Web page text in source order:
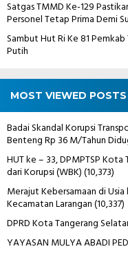
Satgas TMMD Ke-129
Personel Tetap Prima Demi
Sambut Hut Ri Ke 81
Putih
MOST VIEWED POSTS
Badai Skandal Korupsi
Benteng Rp 36 M/Tahun
HUT ke – 33, DPMPTSP
dari Korupsi (WBK)(10,373)
Merajut Kebersamaan di
Kecamatan Larangan(10,337)
DPRD Kota Tangerang
YAYASAN MULYA ABADI